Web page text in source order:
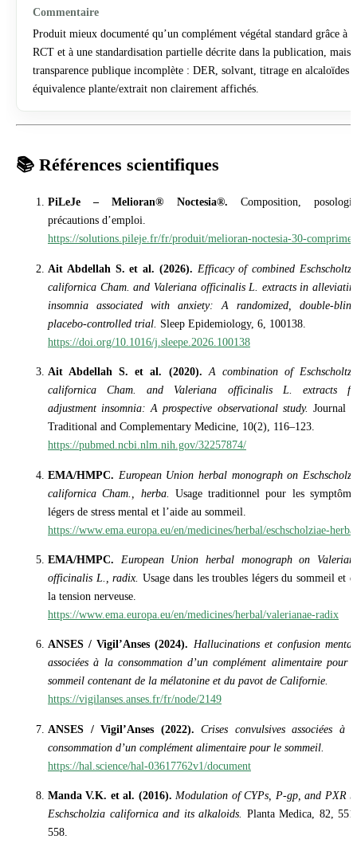
Produit mieux documenté qu’un complément végétal standard grâce à
RCT et à une standardisation partielle décrite dans la publication, mais
transparence publique incomplète : DER, solvant, titrage en alcaloïdes
équivalence plante/extrait non clairement affichés.
📚 Références scientifiques
PiLeJe – Melioran® Noctesia®. Composition,
précautions d’emploi.
https://solutions.pileje.fr/fr/produit/melioran-noctesia-30-comprimes
Ait Abdellah S. et al. (2026). Efficacy of combined
californica Cham. and Valeriana officinalis L. extracts in
insomnia associated with anxiety: A randomized, double-
placebo-controlled trial. Sleep Epidemiology, 6, 100138.
https://doi.org/10.1016/j.sleepe.2026.100138
Ait Abdellah S. et al. (2020). A combination of
californica Cham. and Valeriana officinalis L. extracts
adjustment insomnia: A prospective observational study. Journal
Traditional and Complementary Medicine, 10(2), 116–123.
https://pubmed.ncbi.nlm.nih.gov/32257874/
EMA/HMPC. European Union herbal monograph on
californica Cham., herba.
Usage traditionnel pour les
légers de stress mental et l’aide au sommeil.
https://www.ema.europa.eu/en/medicines/herbal/eschscholziae-herba
EMA/HMPC.
European Union herbal monograph on
officinalis L., radix. Usage dans les troubles légers du sommeil et
la tension nerveuse.
https://www.ema.europa.eu/en/medicines/herbal/valerianae-radix
ANSES / Vigil’Anses (2024). Hallucinations et confusion
associées à la consommation d’un complément alimentaire pour
sommeil contenant de la mélatonine et du pavot de Californie.
https://vigilanses.anses.fr/fr/node/2149
ANSES / Vigil’Anses (2022). Crises convulsives associées à
consommation d’un complément alimentaire pour le sommeil.
https://hal.science/hal-03617762v1/document
Manda V.K. et al. (2016). Modulation of CYPs, P-gp, and PXR
Eschscholzia californica and its alkaloids.
Planta Medica, 82,
558.